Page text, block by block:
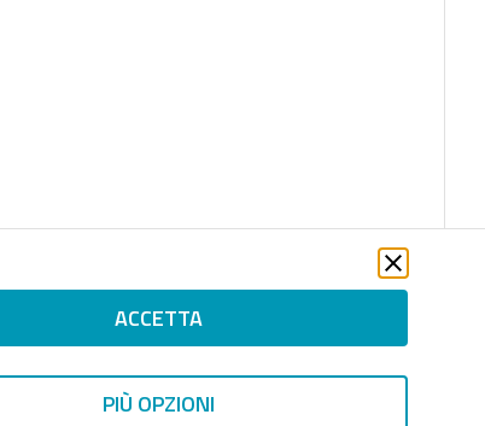
ACCETTA
PIÙ OPZIONI